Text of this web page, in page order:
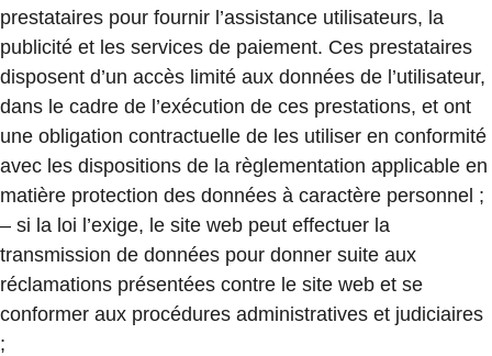
prestataires pour fournir l’assistance utilisateurs, la
publicité et les services de paiement. Ces prestataires
disposent d’un accès limité aux données de l’utilisateur,
dans le cadre de l’exécution de ces prestations, et ont
une obligation contractuelle de les utiliser en conformité
avec les dispositions de la règlementation applicable en
matière protection des données à caractère personnel ;
– si la loi l’exige, le site web peut effectuer la
transmission de données pour donner suite aux
réclamations présentées contre le site web et se
conformer aux procédures administratives et judiciaires
;